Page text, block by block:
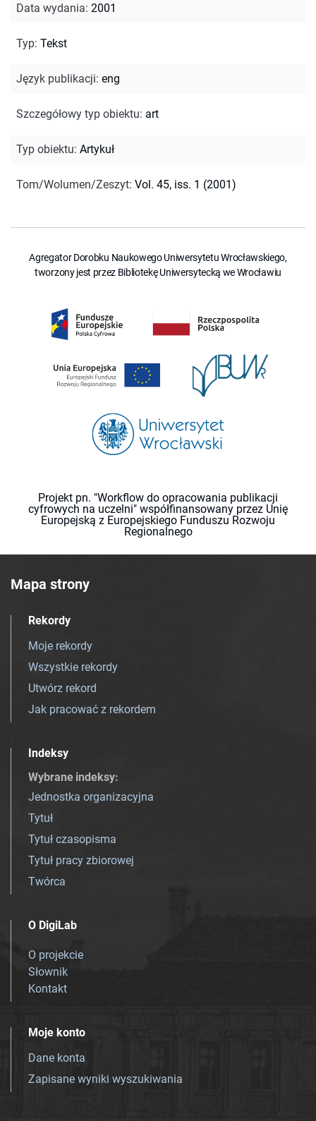
Data wydania: 2001
Typ: Tekst
Język publikacji: eng
Szczegółowy typ obiektu: art
Typ obiektu: Artykuł
Tom/Wolumen/Zeszyt: Vol. 45, iss. 1 (2001)
Agregator Dorobku Naukowego Uniwersytetu Wrocławskiego,
tworzony jest przez Bibliotekę Uniwersytecką we Wrocławiu
Projekt pn. "Workflow do opracowania publikacji
cyfrowych na uczelni" współfinansowany przez Unię
Europejską z Europejskiego Funduszu Rozwoju
Regionalnego
Mapa strony
Rekordy
Moje rekordy
Wszystkie rekordy
Utwórz rekord
Jak pracować z rekordem
Indeksy
Wybrane indeksy:
Jednostka organizacyjna
Tytuł
Tytuł czasopisma
Tytuł pracy zbiorowej
Twórca
O DigiLab
O projekcie
Słownik
Kontakt
Moje konto
Dane konta
Zapisane wyniki wyszukiwania